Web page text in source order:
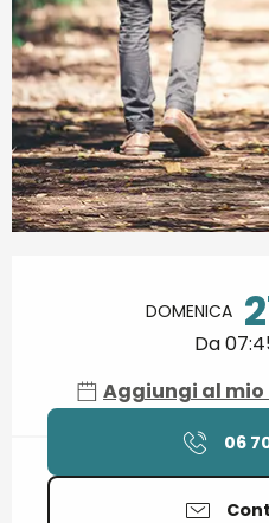
DOMENICA
Da
Aggiungi al
06